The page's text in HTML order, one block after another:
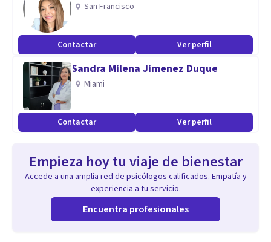
San Francisco
Contactar Ver perfil
Sandra Milena Jimenez Duque
Miami
Contactar Ver perfil
Empieza hoy tu viaje de bienestar
Accede a una amplia red de psicólogos calificados. Empatía y
experiencia a tu servicio.
Encuentra profesionales